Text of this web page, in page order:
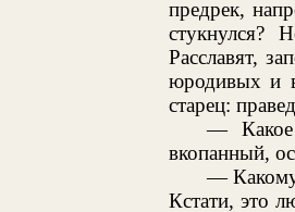
предрек,
стукнулся?
Расславят,
юродивых и
старец:
— Какое
вкопанный,
—
Кстати, это